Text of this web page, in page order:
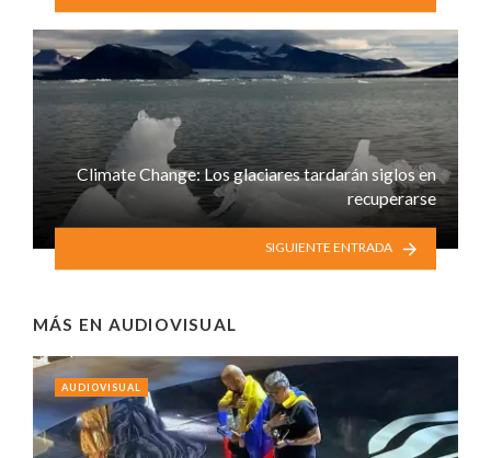
Climate Change: Los glaciares tardarán siglos en
recuperarse
SIGUIENTE ENTRADA
MÁS EN AUDIOVISUAL
AUDIOVISUAL